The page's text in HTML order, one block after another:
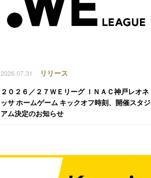
2026.07.31 リリース
２０２６／２７ＷＥリーグ ＩＮＡＣ神戸レオネ
ッサ ホームゲーム キックオフ時刻、開催スタジ
アム決定のお知らせ